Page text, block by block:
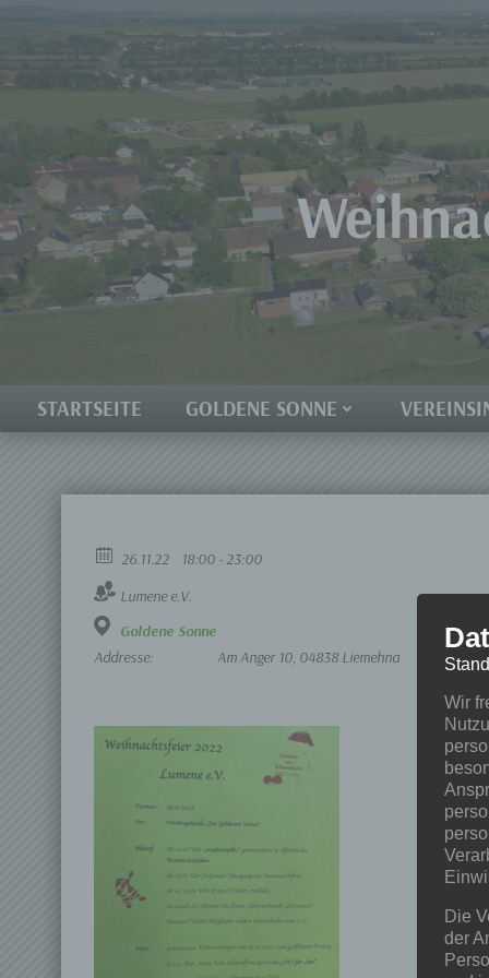
STARTSEITE GOLDENE SONNE
26.11.22
18:00 - 23:00
Lumene e.V.
Goldene Sonne
Addresse:
Am Anger 10, 04838 Liemehna
Wir
Die
der